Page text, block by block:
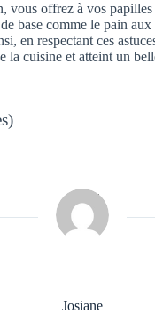
vous offrez à vos
base comme le pain aux
en respectant ces
la cuisine et atteint un
Josiane